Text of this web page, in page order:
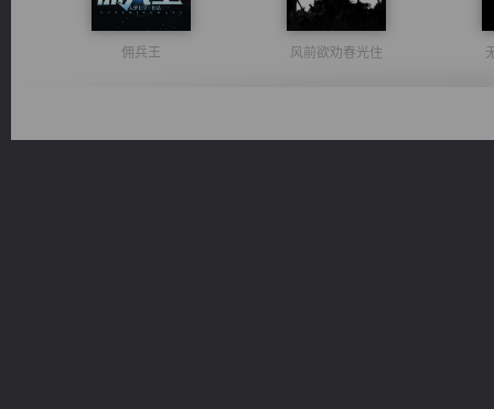
佣兵王 风前欲劝春光住